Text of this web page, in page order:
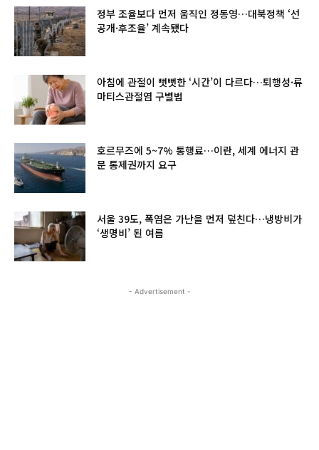
정부 조율보다 먼저 움직인 정동영…대북정책 ‘선
공개·후조율’ 계속됐다
아침에 관절이 뻣뻣한 ‘시간’이 다르다…퇴행성·류
마티스관절염 구별법
호르무즈에 5~7% 통행료…이란, 세계 에너지 관
문 통제권까지 요구
서울 39도, 폭염은 가난을 먼저 덮친다…냉방비가
‘생명비’ 된 여름
- Advertisement -